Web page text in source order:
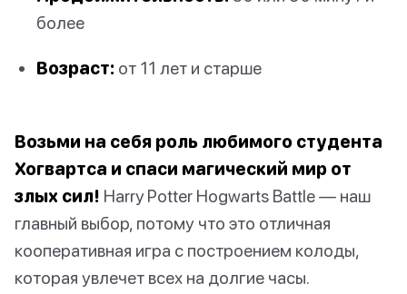
более
Возраст: от 11 лет и старше
Возьми на себя роль любимого студента
Хогвартса и спаси магический мир от
злых сил! Harry Potter Hogwarts Battle — наш
главный выбор, потому что это отличная
кооперативная игра с построением колоды,
которая увлечет всех на долгие часы.